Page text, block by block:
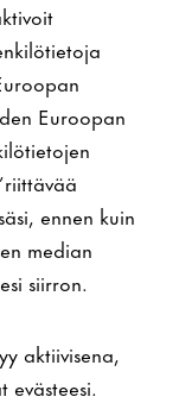
Euroopan
ennen kuin
median
siirron.
aktiivisena,
evästeesi.